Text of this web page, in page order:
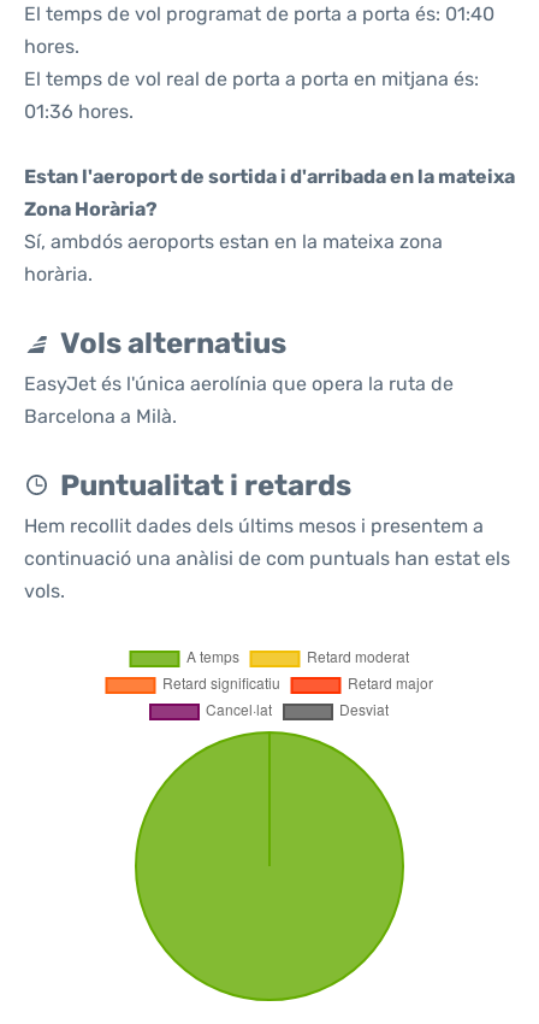
El temps de vol programat de porta a porta és: 01:40
hores.
El temps de vol real de porta a porta en mitjana és:
01:36 hores.
Estan l'aeroport de sortida i d'arribada en la mateixa
Zona Horària?
Sí, ambdós aeroports estan en la mateixa zona
horària.
Vols alternatius
EasyJet és l'única aerolínia que opera la ruta de
Barcelona a Milà.
Puntualitat i retards
Hem recollit dades dels últims mesos i presentem a
continuació una anàlisi de com puntuals han estat els
vols.